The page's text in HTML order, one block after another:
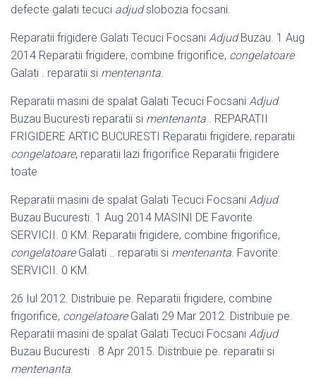
defecte galati tecuci adjudslobozia focsani.
Reparatii frigidere Galati Tecuci Focsani AdjudBuzau. 1 Aug
2014 Reparatii frigidere, combine frigorifice, congelatoare
Galati . reparatii si mentenanta.
Reparatii masini de spalat Galati Tecuci Focsani Adjud
Buzau Bucuresti reparatii si mentenanta . REPARATII
FRIGIDERE ARTIC BUCURESTI Reparatii frigidere, reparatii
congelatoare, reparatii lazi frigorifice Reparatii frigidere
toate
Reparatii masini de spalat Galati Tecuci Focsani Adjud
Buzau Bucuresti. 1 Aug 2014 MASINI DE Favorite.
SERVICII. 0 KM. Reparatii frigidere, combine frigorifice,
congelatoareGalati .. reparatii si mentenanta. Favorite.
SERVICII. 0 KM.
26 Iul 2012. Distribuie pe. Reparatii frigidere, combine
frigorifice, congelatoareGalati 29 Mar 2012. Distribuie pe.
Reparatii masini de spalat Galati Tecuci Focsani Adjud
Buzau Bucuresti . 8 Apr 2015. Distribuie pe. reparatii si
mentenanta.